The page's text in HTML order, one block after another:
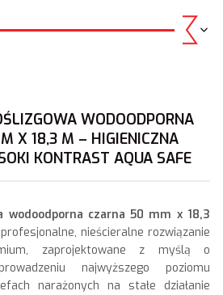
WODOODPORNA
X 18,3 M – HIGIENICZNA
KONTRAST AQUA SAFE
wodoodporna czarna 50 mm x 18,3
nieścieralne rozwiązanie
zaprojektowane z myślą o
najwyższego poziomu
narażonych na stałe działanie